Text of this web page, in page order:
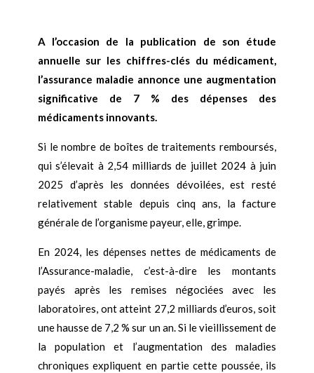
A l’occasion de la publication de son étude
annuelle sur les chiffres-clés du médicament,
l’assurance maladie annonce une augmentation
significative de 7 % des dépenses des
médicaments innovants.
Si le nombre de boîtes de traitements remboursés,
qui s’élevait à 2,54 milliards de juillet 2024 à juin
2025 d’après les données dévoilées, est resté
relativement stable depuis cinq ans, la facture
générale de l’organisme payeur, elle, grimpe.
En 2024, les dépenses nettes de médicaments de
l’Assurance-maladie, c’est-à-dire les montants
payés après les remises négociées avec les
laboratoires, ont atteint 27,2 milliards d’euros, soit
une hausse de 7,2 % sur un an. Si le vieillissement de
la population et l’augmentation des maladies
chroniques expliquent en partie cette poussée, ils